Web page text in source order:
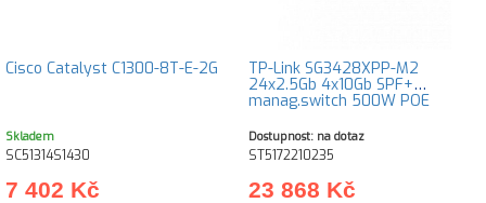
Cisco Catalyst C1300-8T-E-2G
Skladem
SC51314S1430
7 402 Kč
TP-Link SG3428XPP-M2
24x2.5Gb 4x10Gb SPF+
manag.switch 500W POE
Dostupnost: na dotaz
ST5172210235
23 868 Kč